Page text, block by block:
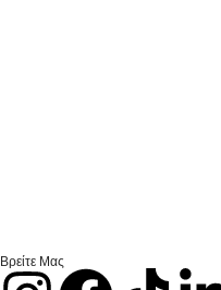
Βρείτε Μας